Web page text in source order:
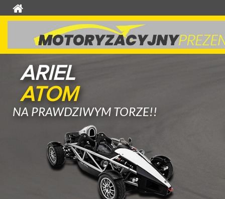
ARIEL
ATOM
NA PRAWDZIWYM TORZE!!